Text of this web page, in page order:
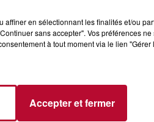
POUR CE 1ER WEEK-
affiner en sélectionnant les finalités et/ou
sans accepter". Vos préférences
à tout moment via le lien
Accepter et fermer